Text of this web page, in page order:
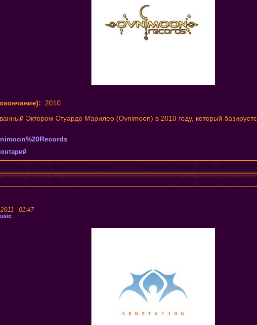
2010
Эктором Стуардо Марилео (Ovnimoon) в 2010 году, который
- 01:47